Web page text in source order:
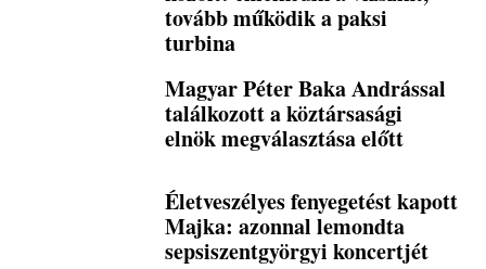
tovább működik a paksi
turbina
Magyar Péter Baka Andrással
találkozott a köztársasági
elnök megválasztása előtt
Életveszélyes fenyegetést kapott
Majka: azonnal lemondta
sepsiszentgyörgyi koncertjét